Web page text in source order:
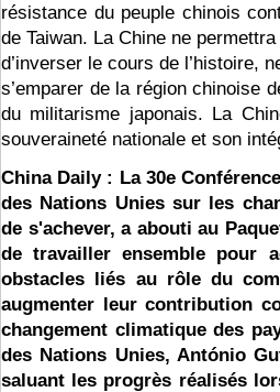
résistance du peuple chinois
de Taiwan. La Chine ne
d’inverser le cours de l’histoire,
s’emparer de la région chinoise
du militarisme japonais. La
souveraineté nationale et son
China Daily : La 30e
des Nations Unies sur les
de s'achever, a abouti au
de travailler ensemble pour
obstacles liés au rôle du
augmenter leur contribution
changement climatique des
des Nations Unies, António
saluant les progrès réalisés